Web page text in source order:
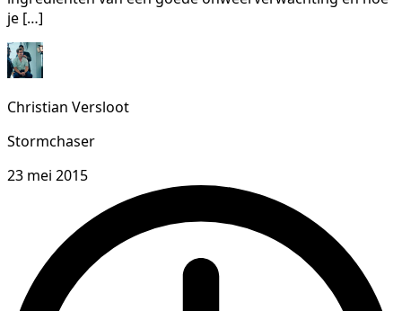
je […]
Christian Versloot
Stormchaser
23 mei 2015